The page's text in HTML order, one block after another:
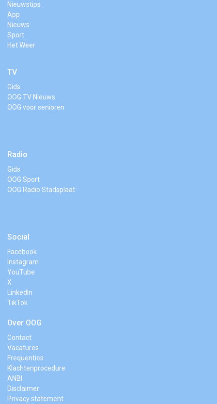
Nieuwstips
App
Nieuws
Sport
Het Weer
TV
Gids
OOG TV Nieuws
OOG voor senioren
Radio
Gids
OOG Sport
OOG Radio Stadsplaat
Social
Facebook
Instagram
YouTube
X
LinkedIn
TikTok
Over OOG
Contact
Vacatures
Frequenties
Klachtenprocedure
ANBI
Disclaimer
Privacy statement